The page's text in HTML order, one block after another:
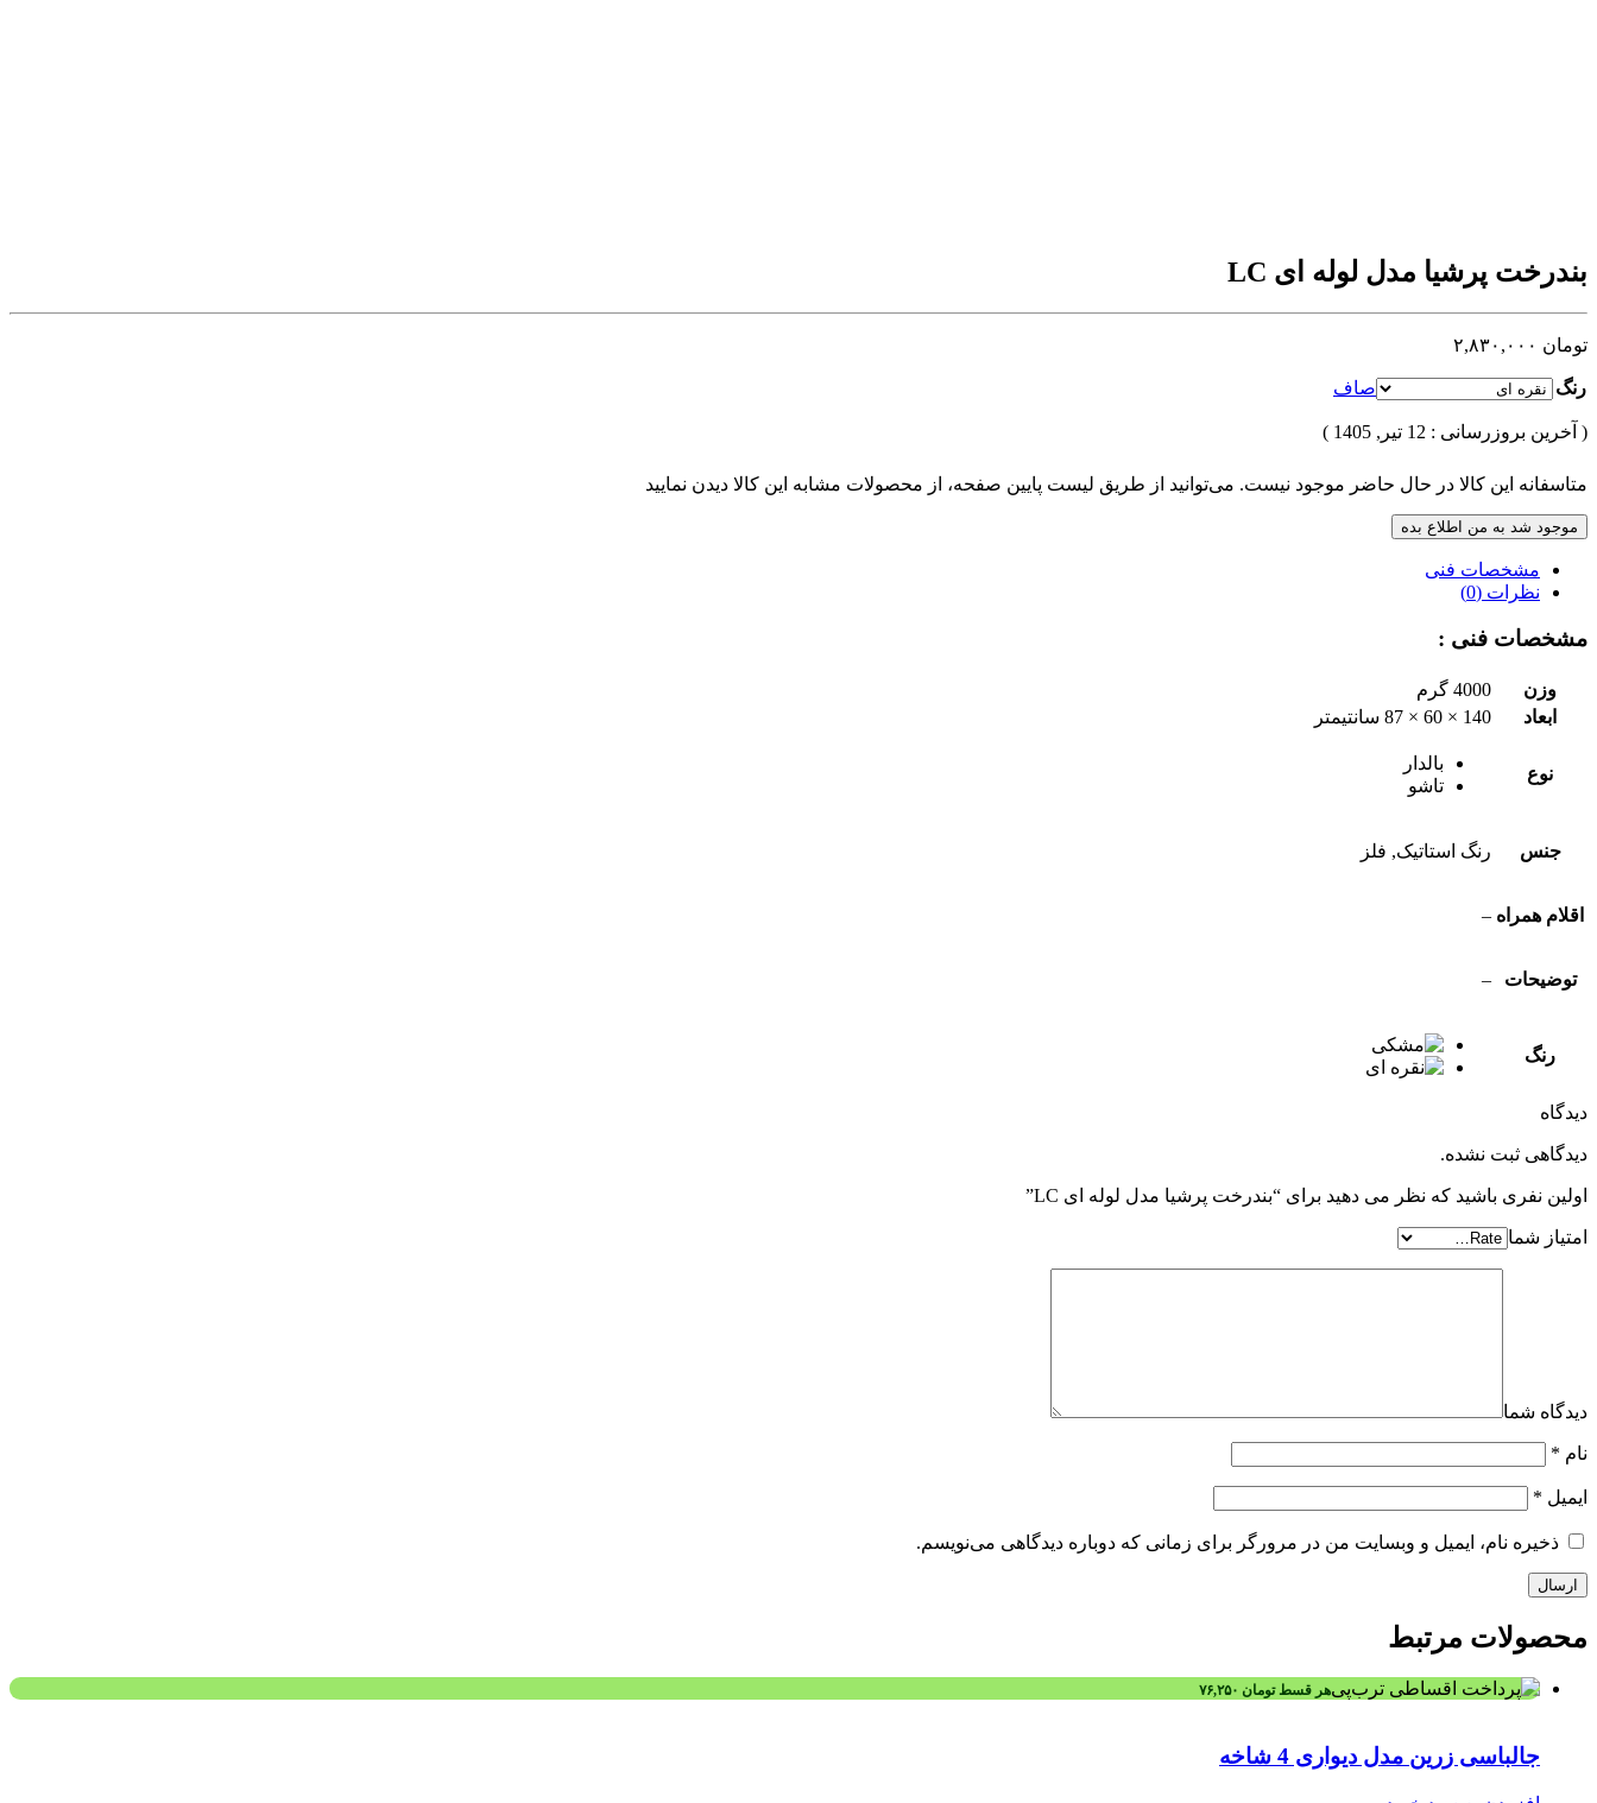
بندرخت پرشیا مدل لوله ای LC
تومان
رنگ صاف
( آخرین بروزرسانی : 12 تیر, 1405 )
متاسفانه این کالا در حال حاضر موجود نیست. می‌توانید از طریق لیست پایین صفحه، از محصولات مشابه این کالا دیدن نمایید
موجود شد به من اطلاع بده
مشخصات فنی
نظرات (0)
مشخصات فنی :
وزن
4000 گرم
ابعاد
140 × 60 × 87 سانتیمتر
نوع
بالدار
تاشو
جنس رنگ استاتیک, فلز
اقلام همراه –
توضیحات –
رنگ
دیدگاه
دیدگاهی ثبت نشده.
اولین نفری باشید که نظر می دهید برای “بندرخت پرشیا مدل لوله ای LC”
امتیاز شما
دیدگاه شما
نام *
ایمیل *
ذخیره نام، ایمیل و وبسایت من در مرورگر برای زمانی که دوباره دیدگاهی می‌نویسم.
محصولات مرتبط
هر قسطتومان
جالباسی زرین مدل دیواری 4 شاخه